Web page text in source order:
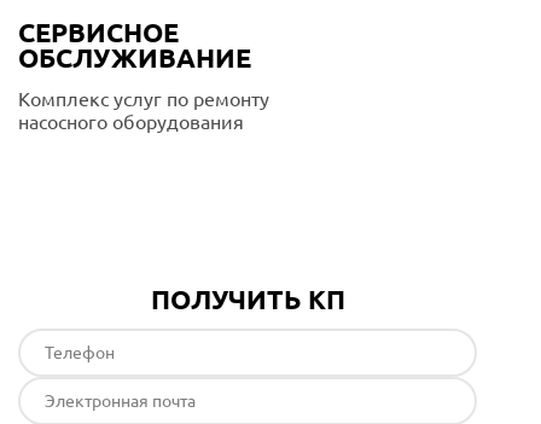
СЕРВИСНОЕ
ОБСЛУЖИВАНИЕ
Комплекс услуг по ремонту
насосного оборудования
ПОЛУЧИТЬ КП